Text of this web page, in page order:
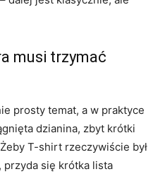
musi trzymać
prosty temat, a w praktyce
dzianina, zbyt krótki
T-shirt rzeczywiście był
przyda się krótka lista